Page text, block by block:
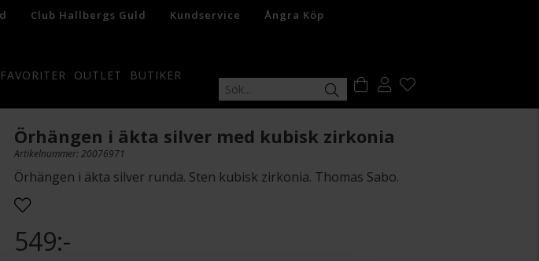
Club Hallbergs Guld Kundservice Ångra Köp
FAVORITER OUTLET
BUTIKER
Örhängen i äkta silver med kubisk zirkonia
Artikelnummer: 20076971
Örhängen i äkta silver runda. Sten kubisk zirkonia. Thomas Sabo.
549:-